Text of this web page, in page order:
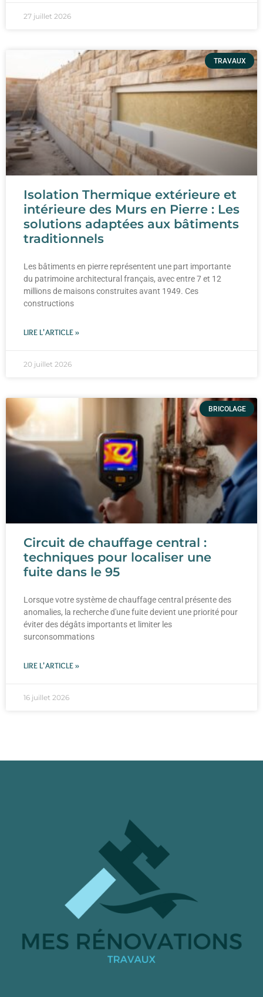
27 juillet 2026
TRAVAUX
Isolation Thermique extérieure et
intérieure des Murs en Pierre : Les
solutions adaptées aux bâtiments
traditionnels
Les bâtiments en pierre représentent une part importante
du patrimoine architectural français, avec entre 7 et 12
millions de maisons construites avant 1949. Ces
constructions
LIRE L'ARTICLE »
20 juillet 2026
BRICOLAGE
Circuit de chauffage central :
techniques pour localiser une
fuite dans le 95
Lorsque votre système de chauffage central présente des
anomalies, la recherche d'une fuite devient une priorité pour
éviter des dégâts importants et limiter les
surconsommations
LIRE L'ARTICLE »
16 juillet 2026